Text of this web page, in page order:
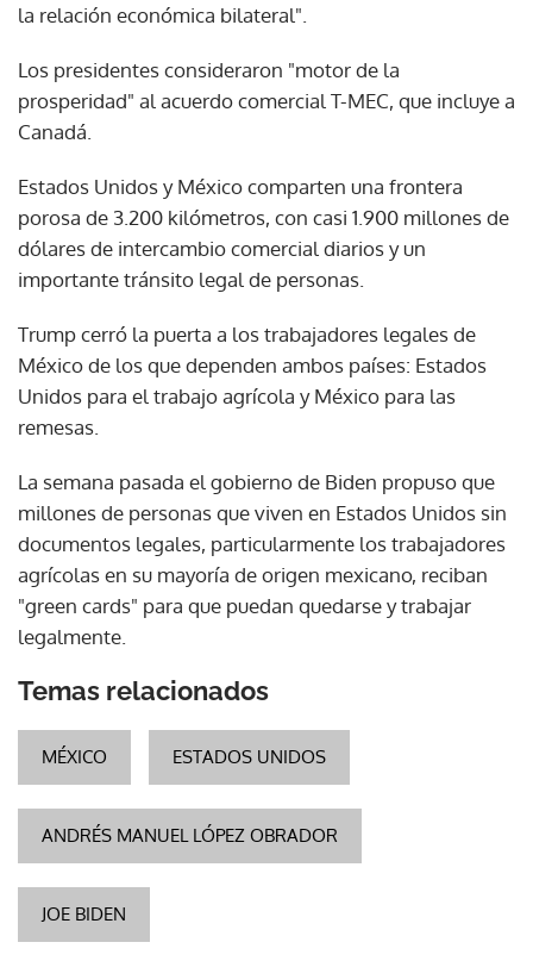
la relación económica bilateral".
Los presidentes consideraron "motor de la
prosperidad" al acuerdo comercial T-MEC, que incluye a
Canadá.
Estados Unidos y México comparten una frontera
porosa de 3.200 kilómetros, con casi 1.900 millones de
dólares de intercambio comercial diarios y un
importante tránsito legal de personas.
Trump cerró la puerta a los trabajadores legales de
México de los que dependen ambos países: Estados
Unidos para el trabajo agrícola y México para las
remesas.
La semana pasada el gobierno de Biden propuso que
millones de personas que viven en Estados Unidos sin
documentos legales, particularmente los trabajadores
agrícolas en su mayoría de origen mexicano, reciban
"green cards" para que puedan quedarse y trabajar
legalmente.
Temas relacionados
MÉXICO ESTADOS UNIDOS
ANDRÉS MANUEL LÓPEZ OBRADOR
JOE BIDEN